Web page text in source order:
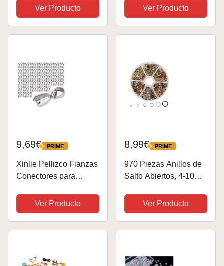
para Colgantes Cierres
para Collares
Accesorios para la
Enganche...
Ver Producto
cm de Dorado 925
Pulsera de Extensión
para Fabricación de
Ver Producto
9,69€ PRIME
PRIME
Xinlie Pellizco Fianzas
Conectores para
Bisutería Durable
Cierres de Joya Metal
Pinch Clip Bail Bead
Ver Producto
8,99€ PRIME
PRIME
970 Piezas Anillos de
Salto Abiertos, 4-10
Anillo Redondo,
Anillas Abiertas
Bisutería para
Bisutería...
Ver Producto